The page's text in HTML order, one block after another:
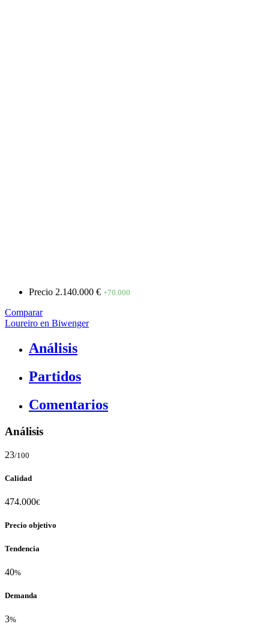
Precio 2.140.000 € +70.000
Comparar
Loureiro en Biwenger
Análisis
Partidos
Comentarios
Análisis
23/100
Calidad
474.000€
Precio objetivo
Tendencia
40%
Demanda
3%